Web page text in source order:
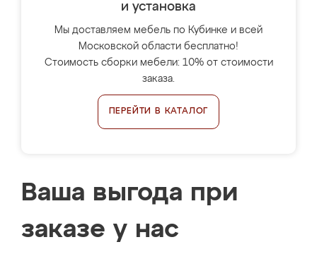
и установка
Мы доставляем мебель по Кубинке и всей
Московской области бесплатно!
Стоимость сборки мебели: 10% от стоимости
заказа.
ПЕРЕЙТИ В КАТАЛОГ
Ваша выгода при
заказе у нас